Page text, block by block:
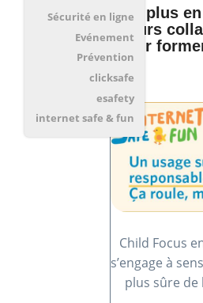
De plus
leurs
pour
Sécurité en ligne
Evénement
Prévention
clicksafe
esafety
internet safe & fun
Child Focus
s’engage à
plus sûre de